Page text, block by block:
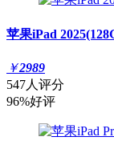
苹果iPad
￥2989
547人评分
96%好评